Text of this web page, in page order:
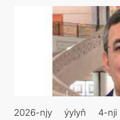
2026-njy ýylyň 4-nji